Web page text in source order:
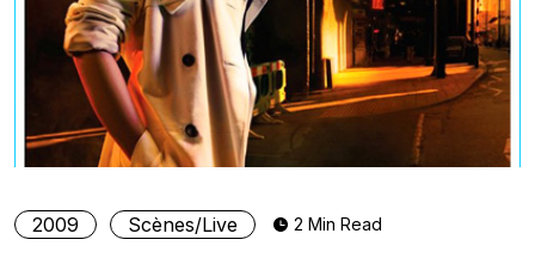
2009 Scènes/Live 2 Min Read